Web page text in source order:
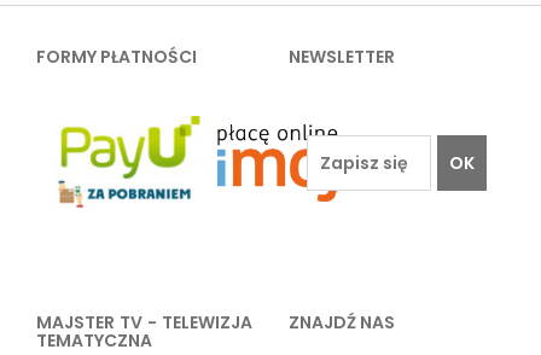
FORMY PŁATNOŚCI NEWSLETTER
OK
MAJSTER TV - TELEWIZJA
TEMATYCZNA
ZNAJDŹ NAS